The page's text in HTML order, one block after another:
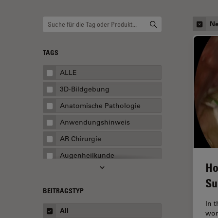
TAGS
ALLE
3D-Bildgebung
Anatomische Pathologie
Anwendungshinweis
AR Chirurgie
Augenheilkunde
Augmented Reality
Ausbildung
BEITRAGSTYP
All
In